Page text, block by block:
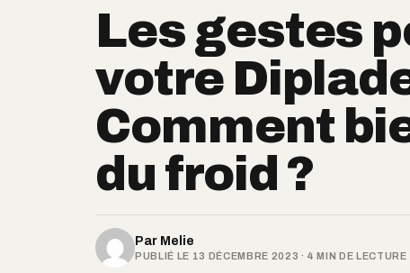
Les gestes
votre
Comment
du froid ?
Par Melie
PUBLIÉ LE 13 DÉCEMBRE 2023 · 4 MIN DE LECTURE